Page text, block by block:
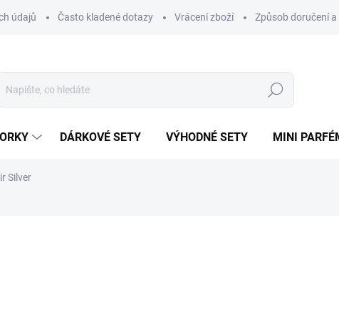
údajů Často kladené dotazy Vrácení zboží Způsob doručení a
Hledat
DÁRKOVÉ SETY VÝHODNÉ SETY MINI
Silver